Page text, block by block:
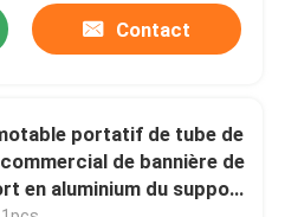
salon commercial
Contact
portatif de tube de
de bannière de
en aluminium du support